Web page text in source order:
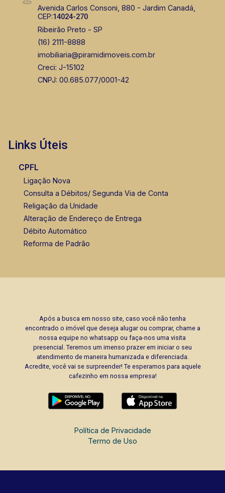
Avenida Carlos Consoni, 880 - Jardim Canadá,
CEP:14024-270
Ribeirão Preto - SP
(16) 2111-8888
imobiliaria@piramidimoveis.com.br
Creci: J-15102
CNPJ: 00.685.077/0001-42
Links Úteis
CPFL
Ligação Nova
Consulta a Débitos/ Segunda Via de Conta
Religação da Unidade
Alteração de Endereço de Entrega
Débito Automático
Reforma de Padrão
Após a busca em nosso site, caso você não tenha
encontrado o imóvel que deseja alugar ou comprar, chame a
nossa equipe no whatsapp ou faça-nos uma visita
presencial. Teremos um imenso prazer em iniciar o seu
atendimento de maneira humanizada e diferenciada.
Acredite, você vai se surpreender! Te esperamos para aquele
cafezinho em nossa empresa!
Política de Privacidade
Termo de Uso